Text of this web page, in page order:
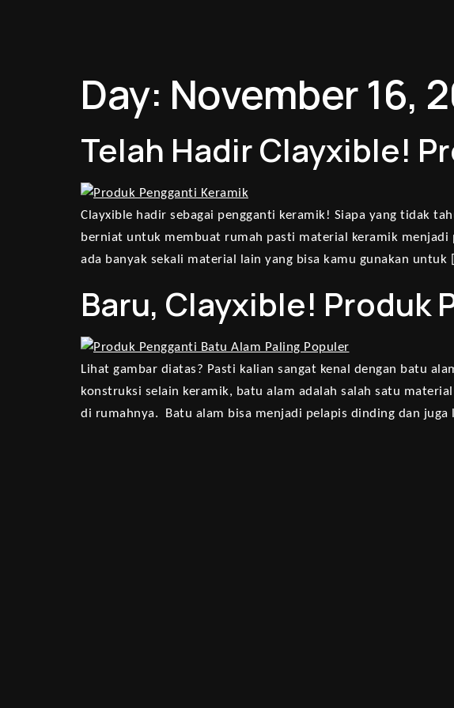
Day: November 16,
Telah Hadir Clayxible!
Clayxible hadir sebagai pengganti keramik! Siapa yang tidak
berniat untuk membuat rumah pasti material keramik
ada banyak sekali material lain yang bisa kamu gunakan untuk
Baru, Clayxible! Produk
Lihat gambar diatas? Pasti kalian sangat kenal dengan batu
konstruksi selain keramik, batu alam adalah salah satu
di rumahnya. Batu alam bisa menjadi pelapis dinding dan juga